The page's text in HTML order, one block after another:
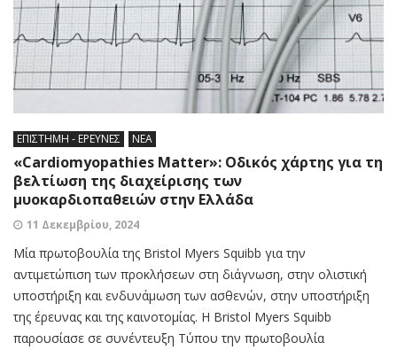
ΕΠΙΣΤΗΜΗ - ΕΡΕΥΝΕΣ ΝΕΑ
«Cardiomyopathies Matter»: Οδικός χάρτης για τη
βελτίωση της διαχείρισης των
μυοκαρδιοπαθειών στην Ελλάδα
11 Δεκεμβρίου, 2024
Μία πρωτοβουλία της Bristol Myers Squibb για την
αντιμετώπιση των προκλήσεων στη διάγνωση, στην ολιστική
υποστήριξη και ενδυνάμωση των ασθενών, στην υποστήριξη
της έρευνας και της καινοτομίας. Η Bristol Myers Squibb
παρουσίασε σε συνέντευξη Τύπου την πρωτοβουλία